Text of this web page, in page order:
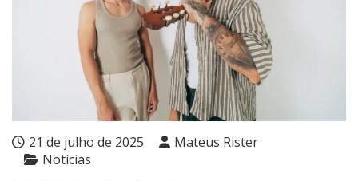
21 de julho de 2025
Mateus Rister
Notícias